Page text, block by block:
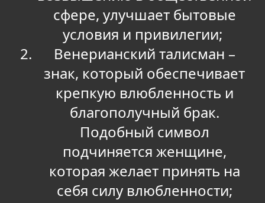
сфере, улучшает бытовые
условия и привилегии;
Венерианский талисман –
знак, который обеспечивает
крепкую влюбленность и
благополучный брак.
Подобный символ
подчиняется женщине,
которая желает принять на
себя силу влюбленности;